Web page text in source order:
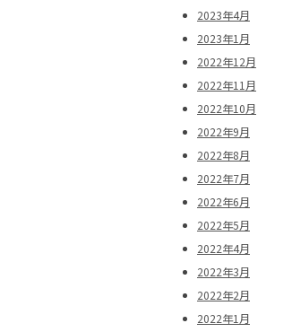
2023年4月
2023年1月
2022年12月
2022年11月
2022年10月
2022年9月
2022年8月
2022年7月
2022年6月
2022年5月
2022年4月
2022年3月
2022年2月
2022年1月